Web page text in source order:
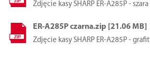
Zdjęcie kasy SHARP ER-A285P - szara
ER-A285P czarna.zip [21.06 MB]
Zdjęcie kasy SHARP ER-A285P - grafit